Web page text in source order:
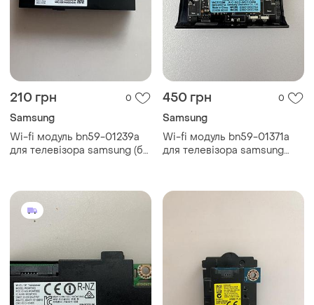
210 грн 0
Samsung
Wi-fi модуль bn59-01239a
для телевізора samsung (б/
450 грн 0
Samsung
Wi-fi модуль bn59-01371a
для телевізора samsung